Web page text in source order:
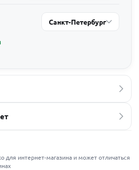
Санкт-Петербург
для интернет-магазина и может отличаться